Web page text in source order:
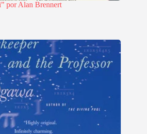
por Alan Brennert